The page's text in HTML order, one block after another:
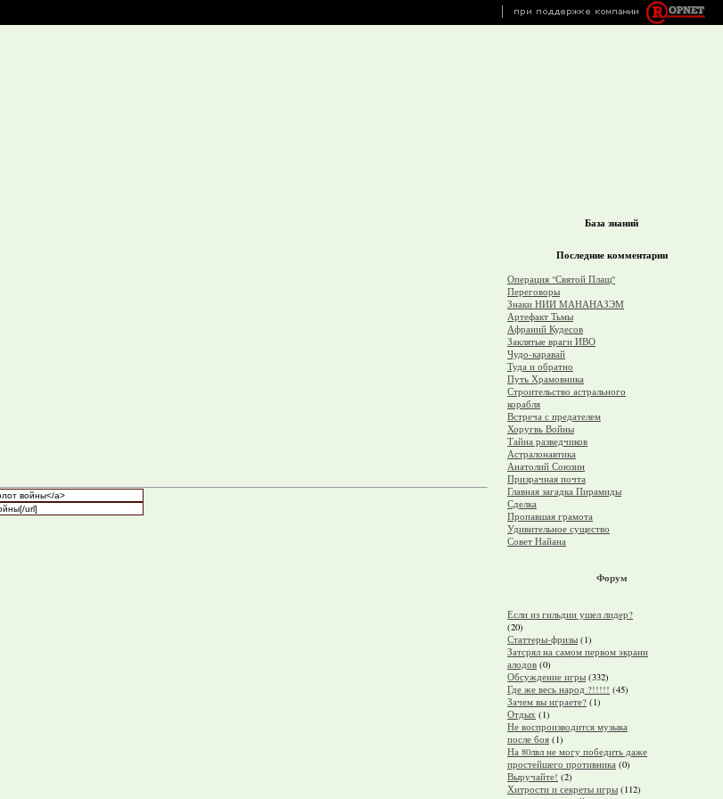
База знаний
Последние комментарии
Операция "Святой Плащ"
Переговоры
Знаки НИИ МАНАНАЗЭМ
Артефакт Тьмы
Афраний Кудесов
Заклятые враги ИВО
Чудо-каравай
Туда и обратно
Путь Храмовника
Строительство астрального
корабля
Встреча с предателем
Хоругвь Войны
Тайна разведчиков
Астралонавтика
Анатолий Союзин
Призрачная почта
Главная загадка Пирамиды
Сделка
Пропавшая грамота
Удивительное существо
Совет Найана
Форум
Если из гильдии ушел лидер?
(20)
Статтеры-фризы (1)
Затсрял на самом первом экранн
алодов (0)
Обсуждение игры (332)
Где же весь народ ?!!!!! (45)
Зачем вы играете? (1)
Отдых (1)
Не воспроизводится музыка
после боя (1)
На 80лвл не могу победить даже
простейшего противника (0)
Выручайте! (2)
Хитрости и секреты игры (112)